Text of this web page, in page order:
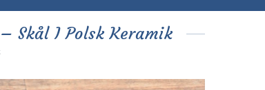
Skål I Polsk Keramik